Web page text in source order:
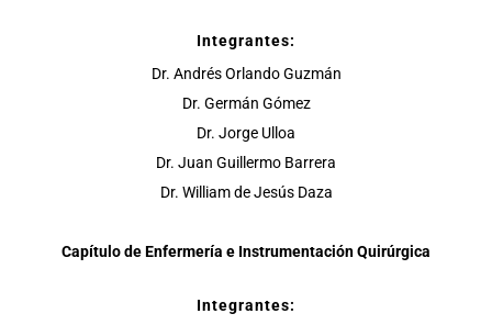
Integrantes:
Dr. Andrés Orlando Guzmán
Dr. Germán Gómez
Dr. Jorge Ulloa
Dr. Juan Guillermo Barrera
Dr. William de Jesús Daza
Capítulo de Enfermería e Instrumentación Quirúrgica
Integrantes: